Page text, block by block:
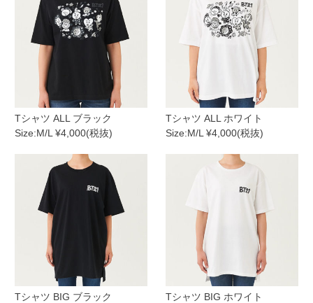
Tシャツ ALL ブラック
Size:M/L ¥4,000(税抜)
Tシャツ ALL ホワイト
Size:M/L ¥4,000(税抜)
Tシャツ BIG ブラック
Tシャツ BIG ホワイト